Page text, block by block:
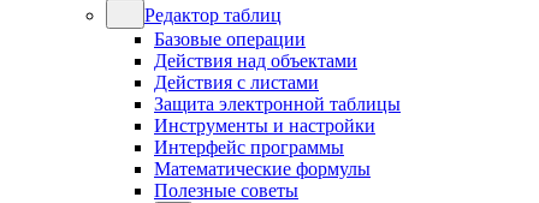
Редактор таблиц
Базовые операции
Действия над объектами
Действия с листами
Защита электронной таблицы
Инструменты и настройки
Интерфейс программы
Математические формулы
Полезные советы